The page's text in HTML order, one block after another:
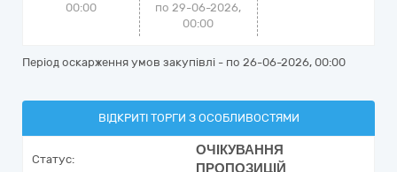
00:00
по 29-06-2026,
00:00
Період оскарження умов закупівлі - по 26-06-2026, 00:00
ВІДКРИТІ ТОРГИ З ОСОБЛИВОСТЯМИ
Статус:
ОЧІКУВАННЯ
ПРОПОЗИЦІЙ